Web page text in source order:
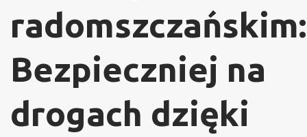
radomszczańskim:
Bezpieczniej na
drogach dzięki